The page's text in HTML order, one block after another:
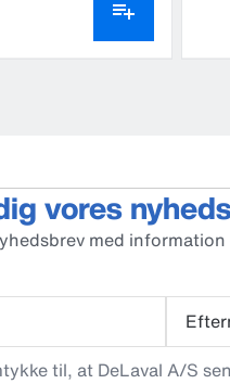
vores
med
til, at DeLaval A/S